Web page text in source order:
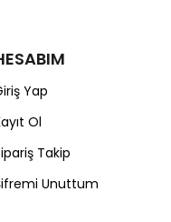
Yap
Ol
Takip
Unuttum